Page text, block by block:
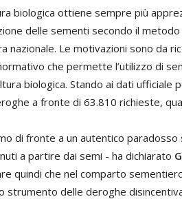
biologica ottiene sempre più
delle sementi secondo il
nazionale. Le motivazioni sono da
che permette l’utilizzo di
biologica. Stando ai dati
a fronte di 63.810 richieste,
di fronte a un autentico
a partire dai semi - ha dichiarato
quindi che nel comparto
strumento delle deroghe